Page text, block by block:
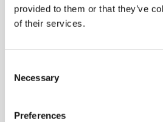
provided to them or that they’ve
of their services.
Selection
Necessary
Preferences